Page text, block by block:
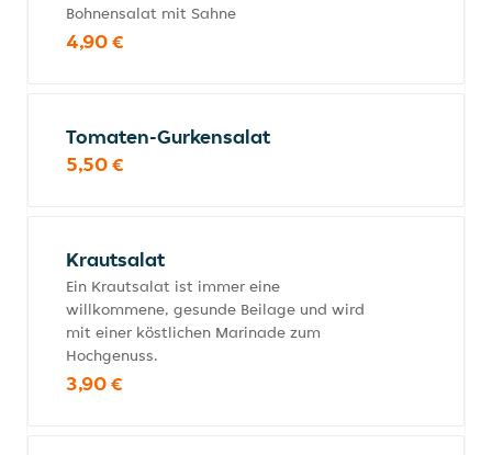
Bohnensalat mit Sahne
4,90 €
Tomaten-Gurkensalat
5,50 €
Krautsalat
Ein Krautsalat ist immer eine
willkommene, gesunde Beilage und wird
mit einer köstlichen Marinade zum
Hochgenuss.
3,90 €